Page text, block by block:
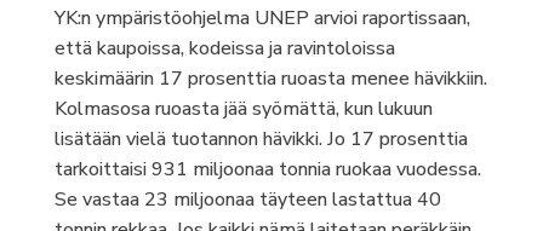
YK:n ympäristöohjelma UNEP arvioi raportissaan,
että kaupoissa, kodeissa ja ravintoloissa
keskimäärin 17 prosenttia ruoasta menee hävikkiin.
Kolmasosa ruoasta jää syömättä, kun lukuun
lisätään vielä tuotannon hävikki. Jo 17 prosenttia
tarkoittaisi 931 miljoonaa tonnia ruokaa vuodessa.
Se vastaa 23 miljoonaa täyteen lastattua 40